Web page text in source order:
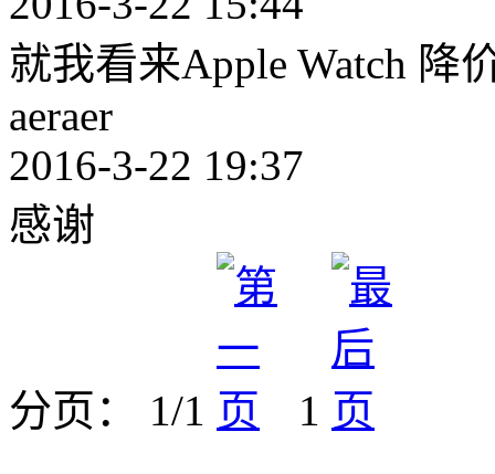
就我看来Apple Watch 降
aeraer
2016-3-22 19:37
感谢
分页： 1/1 1